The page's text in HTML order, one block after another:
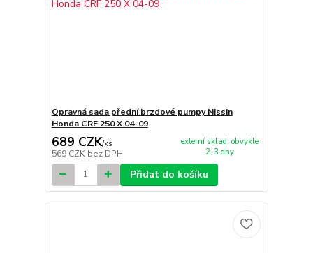
Opravná sada přední brzdové pumpy Nissin
Honda CRF 250 X 04-09
689 CZK/ks
569 CZK bez DPH
externí sklad, obvykle
2-3 dny
Přidat do košíku